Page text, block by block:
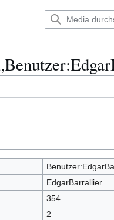
EdgarBarrallier
354
2